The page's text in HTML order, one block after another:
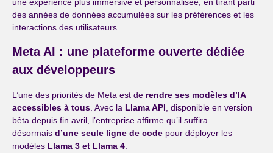
des années de données accumulées sur les préférences et les
interactions des utilisateurs.
Meta AI : une plateforme ouverte dédiée
aux développeurs
L’une des priorités de Meta est de rendre ses modèles d’IA
accessibles à tous . Avec la Llama API , disponible en version
bêta depuis fin avril, l’entreprise affirme qu’il suffira
désormais d’une seule ligne de code pour déployer les
modèles Llama 3 et Llama 4